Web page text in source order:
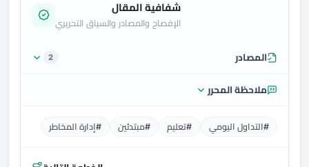
شفافية المقال
الإفصاح والمصادر والسياق التحريري
المصادر 2
ملاحظة المحرر
#التداول اليومي #تعليم #مبتدئين #إدارة المخاطر